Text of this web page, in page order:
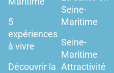
5
expériences
à vivre
Découvrir la
Seine-
Maritime
Seine-
Maritime
Attractivité